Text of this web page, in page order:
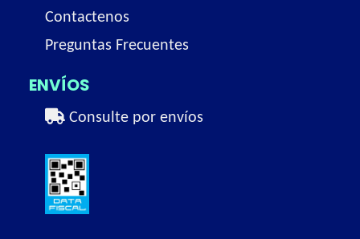
Contactenos
Preguntas Frecuentes
ENVÍOS
Consulte por envíos